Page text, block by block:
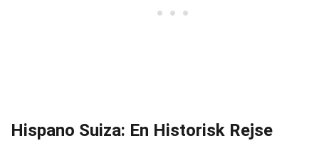
Hispano Suiza: En Historisk Rejse